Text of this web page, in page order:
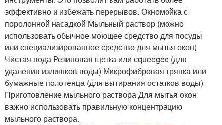
эффективно и избежать перерывов. Окномойка с
поролонной насадкой Мыльный раствор (можно
использовать обычное моющее средство для посуды
или специализированное средство для мытья окон)
Чистая вода Резиновая щетка или сqueegee (для
удаления излишков воды) Микрофибровая тряпка или
бумажные полотенца (для вытирания остатков воды)
Приготовление мыльного раствора Для мытья окон
важно использовать правильную концентрацию
мыльного раствора.